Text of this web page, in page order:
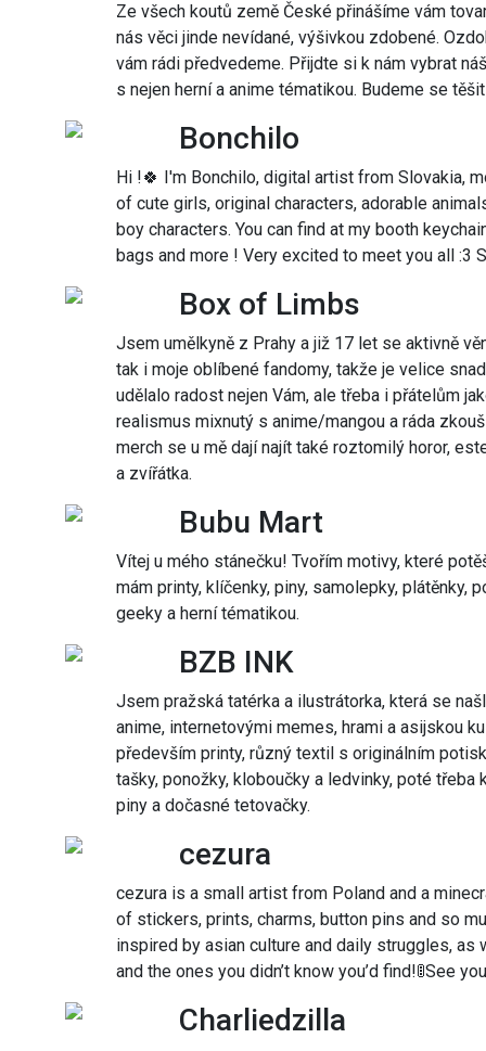
Ze všech koutů země České přinášíme vám
nás věci jinde nevídané, výšivkou zdobené.
vám rádi předvedeme. Přijdte si k nám vybrat
s nejen herní a anime tématikou. Budeme se
Bonchilo
Hi !🍀 I'm Bonchilo, digital artist from Slovakia,
of cute girls, original characters, adorable
boy characters. You can find at my booth
bags and more ! Very excited to meet you all :3
Box of Limbs
Jsem umělkyně z Prahy a již 17 let se aktivně
tak i moje oblíbené fandomy, takže je velice
udělalo radost nejen Vám, ale třeba i přátelům
realismus mixnutý s anime/mangou a ráda
merch se u mě dají najít také roztomilý horor,
a zvířátka.
Bubu Mart
Vítej u mého stánečku! Tvořím motivy, které
mám printy, klíčenky, piny, samolepky, plátěnky,
geeky a herní tématikou.
BZB INK
Jsem pražská tatérka a ilustrátorka, která se
anime, internetovými memes, hrami a asijskou
především printy, různý textil s originálním
tašky, ponožky, kloboučky a ledvinky, poté třeba
piny a dočasné tetovačky.
cezura
cezura is a small artist from Poland and a
of stickers, prints, charms, button pins and so
inspired by asian culture and daily struggles, as
and the ones you didn’t know you’d find!🚦See
Charliedzilla